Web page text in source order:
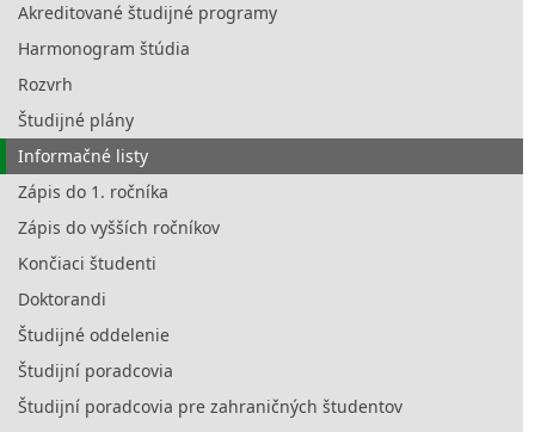
Akreditované študijné programy
Harmonogram štúdia
Rozvrh
Študijné plány
Informačné listy
Zápis do 1. ročníka
Zápis do vyšších ročníkov
Končiaci študenti
Doktorandi
Študijné oddelenie
Študijní poradcovia
Študijní poradcovia pre zahraničných študentov